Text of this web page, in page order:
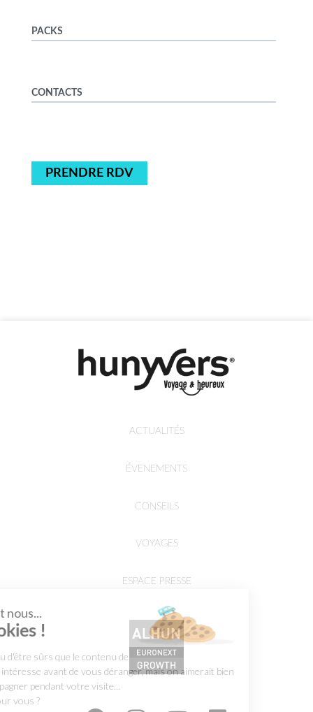
PACKS
CONTACTS
PRENDRE RDV
ACTUALITÉS
ÉVENEMENTS
CONSEILS
VOYAGES
ESPACE PRESSE
c'est nous...
Cookies !
a attendu d'être sûrs que le contenu de
site vous intéresse avant de vous déranger, mais on aimerait bien
accompagner pendant votre visite...
OK pour vous ?